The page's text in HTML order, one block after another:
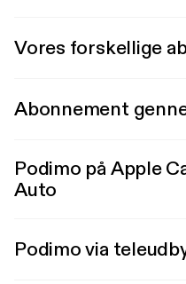
Vores forskellige
Abonnement
Podimo på Apple
Auto
Podimo via